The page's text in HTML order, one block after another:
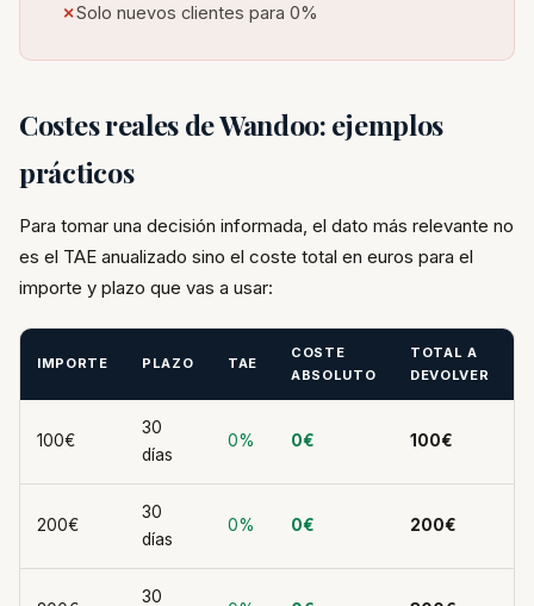
Solo nuevos clientes para 0%
Costes reales de Wandoo: ejemplos
prácticos
Para tomar una decisión informada, el dato más relevante no
es el TAE anualizado sino el coste total en euros para el
importe y plazo que vas a usar:
IMPORTE PLAZO TAE
COSTE
ABSOLUTO
TOTAL A
DEVOLVER
100€
30
días
0% 0€ 100€
200€
30
días
0% 0€ 200€
30